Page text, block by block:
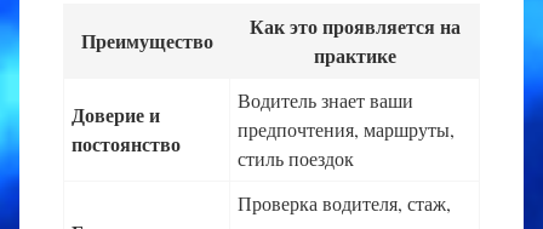
Преимущество
Как это проявляется на
практике
Доверие и
постоянство
Водитель знает ваши
предпочтения, маршруты,
стиль поездок
Проверка водителя, стаж,